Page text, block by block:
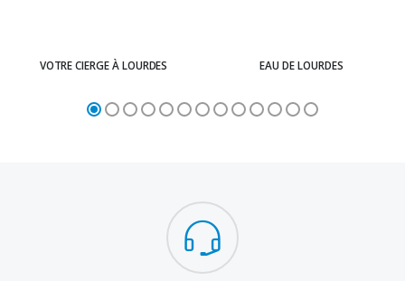
VOTRE CIERGE À LOURDES EAU DE LOURDES